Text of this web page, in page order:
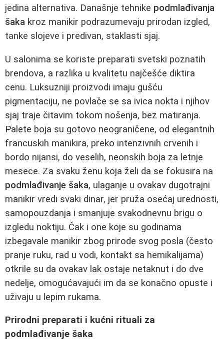
jedina alternativa. Današnje tehnike podmlađivanja
šaka kroz manikir podrazumevaju prirodan izgled,
tanke slojeve i predivan, staklasti sjaj.
U salonima se koriste preparati svetski poznatih
brendova, a razlika u kvalitetu najčešće diktira
cenu. Luksuzniji proizvodi imaju gušću
pigmentaciju, ne povlače se sa ivica nokta i njihov
sjaj traje čitavim tokom nošenja, bez matiranja.
Palete boja su gotovo neograničene, od elegantnih
francuskih manikira, preko intenzivnih crvenih i
bordo nijansi, do veselih, neonskih boja za letnje
mesece. Za svaku ženu koja želi da se fokusira na
podmlađivanje šaka, ulaganje u ovakav dugotrajni
manikir vredi svaki dinar, jer pruža osećaj urednosti,
samopouzdanja i smanjuje svakodnevnu brigu o
izgledu noktiju. Čak i one koje su godinama
izbegavale manikir zbog prirode svog posla (često
pranje ruku, rad u vodi, kontakt sa hemikalijama)
otkrile su da ovakav lak ostaje netaknut i do dve
nedelje, omogućavajući im da se konačno opuste i
uživaju u lepim rukama.
Prirodni preparati i kućni rituali za
podmlađivanje šaka